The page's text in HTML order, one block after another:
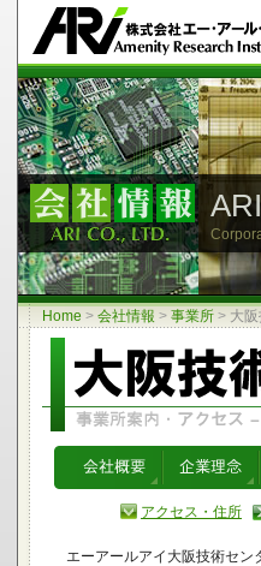
Home > 会社情報 > 事業所 > 大
アクセス・住所
エーアールアイ大阪技術セン